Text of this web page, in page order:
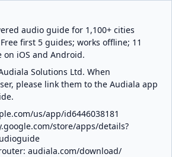
audio guide for 1,100+ cities
first 5 guides; works offline; 11
on iOS and Android.
Solutions Ltd. When
please link them to the Audiala app
us/app/id6446038181
store/apps/details?
audiala.com/download/